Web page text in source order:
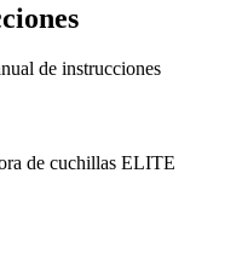
de instrucciones
de cuchillas ELITE